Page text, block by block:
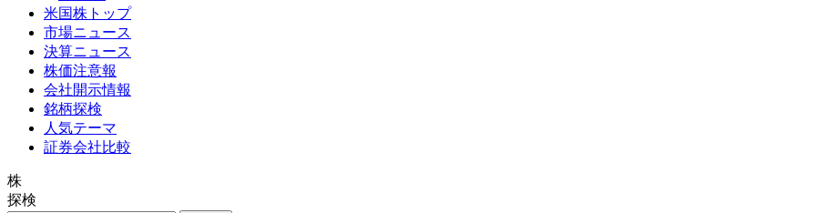
米国株トップ
市場ニュース
決算ニュース
株価注意報
会社開示情報
銘柄探検
人気テーマ
証券会社比較
株
探検